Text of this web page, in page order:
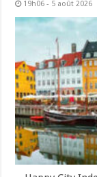
19h06 - 5 août 2026